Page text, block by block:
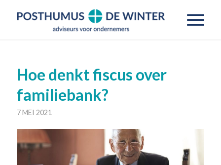
Hoe denkt fiscus over
familiebank?
7 MEI 2021